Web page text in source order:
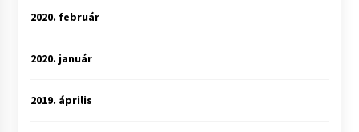
2020. február
2020. január
2019. április